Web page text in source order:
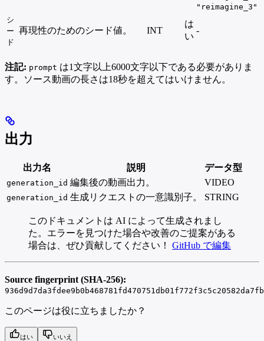
"reimagine_3"
シ
ー
ド
再現性のためのシード値。 INT
は
い
-
注記: prompt は1文字以上6000文字以下である必要がありま
す。ソース動画の長さは18秒を超えてはいけません。
出力
出力名 説明 データ型
generation_id 編集後の動画出力。 VIDEO
generation_id 生成リクエストの一意識別子。 STRING
このドキュメントは AI によって生成されまし
た。エラーを見つけた場合や改善のご提案がある
場合は、ぜひ貢献してください！ GitHub で編集
Source fingerprint (SHA-256):
このページは役に立ちましたか？
はい いいえ